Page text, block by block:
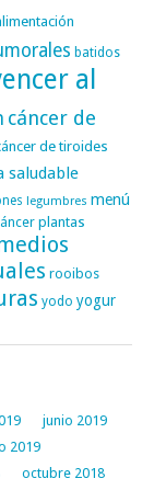
batidos
al
cáncer de
de tiroides
saludable
legumbres menú
plantas
rooibos
yodo yogur
junio 2019
2019
octubre 2018